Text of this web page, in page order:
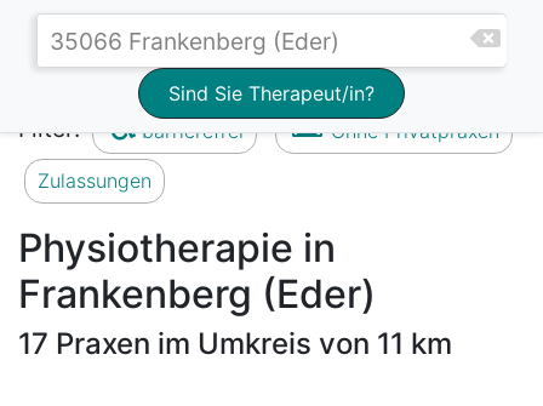
Sind Sie Therapeut/in?
Filter: barrierefrei Ohne Privatpraxen
Zulassungen
Physiotherapie in
Frankenberg (Eder)
17 Praxen im Umkreis von 11 km